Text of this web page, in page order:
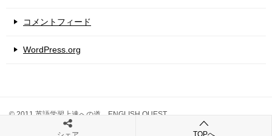
コメントフィード
WordPress.org
© 2011 英語学習上達への道 ENGLISH QUEST
TOPへ